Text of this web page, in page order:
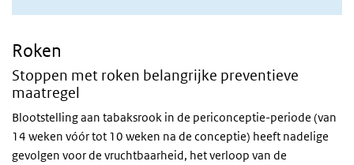
Roken
Stoppen met roken belangrijke preventieve
maatregel
Blootstelling aan tabaksrook in de periconceptie-periode (van
14 weken vóór tot 10 weken na de conceptie) heeft nadelige
gevolgen voor de vruchtbaarheid, het verloop van de